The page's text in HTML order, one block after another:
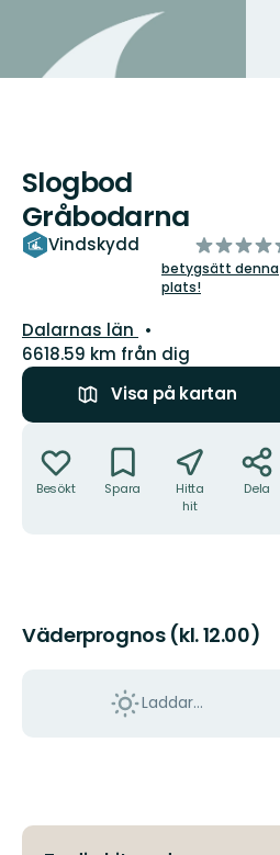
Slogbod
Gråbodarna
Vindskydd
av
5
stjärnor
betygsätt denna
plats!
Län:
Dalarnas län
6618.59 km från dig
Visa på kartan
Besökt Spara
Hitta
hit
Dela
Väderprognos (kl. 12.00)
Laddar...